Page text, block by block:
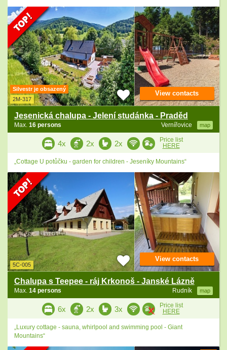
Silvestr je obsazený
2M-317
Jesenická chalupa - Jelení studánka - Praděd
Vernířovice map
Max. 16 persons
View contacts
4x 2x 2x
Price list
HERE
„Cottage U potůčku - garden for children - Jeseníky Mountains“
5C-005
Chalupa s Teepee - ráj Krkonoš - Janské Lázně
Rudník map
Max. 14 persons
View contacts
6x 2x 3x
Price list
HERE
„Luxury cottage - sauna, whirlpool and swimming pool - Giant
Mountains“